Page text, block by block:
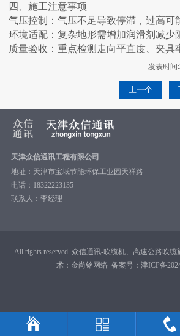
四、施工注意事项
气压控制‌：气压不足导致停滞，过高可
环境适配‌：复杂地形需增加润滑剂减少
质量验收‌：重点检测走向平直度、夹具
发表时间
上一个
天津众信通讯工程有限公司
地址：天津市宝坻节能环保工业园天祥路
电话：18322223135
联系人：李经理
All rights reserved. 众信通讯-吹缆机、高速公路吹
术：金尚铭网络 备案号：津ICP备